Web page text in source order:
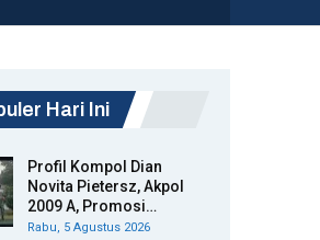
Hari Ini
Profil Kompol Dian
Novita Pietersz, Akpol
2009 A, Promosi…
Rabu, 5 Agustus 2026